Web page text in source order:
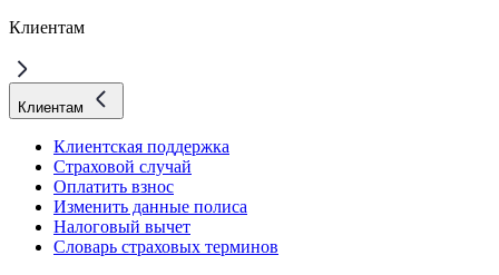
Клиентам
Клиентам
Клиентская поддержка
Страховой случай
Оплатить взнос
Изменить данные полиса
Налоговый вычет
Словарь страховых терминов